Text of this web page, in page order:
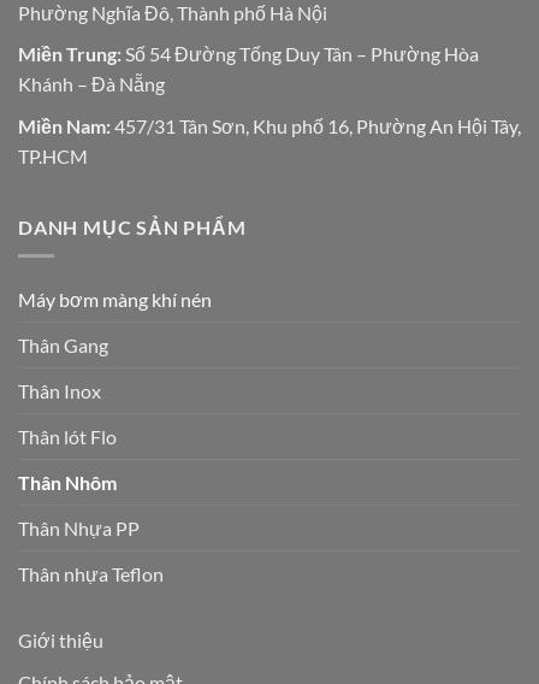
Phường Nghĩa Đô, Thành phố Hà Nội
Miền Trung: Số 54 Đường Tống Duy Tân – Phường Hòa
Khánh – Đà Nẵng
Miền Nam: 457/31 Tân Sơn, Khu phố 16, Phường An Hội Tây,
TP.HCM
DANH MỤC SẢN PHẨM
Máy bơm màng khí nén
Thân Gang
Thân Inox
Thân lót Flo
Thân Nhôm
Thân Nhựa PP
Thân nhựa Teflon
Giới thiệu